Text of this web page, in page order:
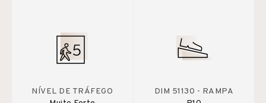
NÍVEL DE TRÁFEGO
DIM 51130 - RAMPA